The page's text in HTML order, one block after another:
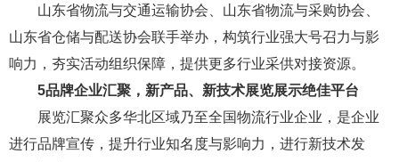
山东省物流与交通运输协会、山东省物流与采购协会、
山东省仓储与配送协会联手举办，构筑行业强大号召力与影
响力，夯实活动组织保障，提供更多行业采供对接资源。
5品牌企业汇聚，新产品、新技术展览展示绝佳平台
展览汇聚众多华北区域乃至全国物流行业企业，是企业
进行品牌宣传，提升行业知名度与影响力，进行新技术发